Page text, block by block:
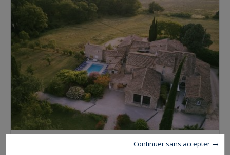
Continuer sans accepter